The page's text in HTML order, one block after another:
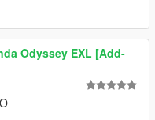
Odyssey EXL [Add-